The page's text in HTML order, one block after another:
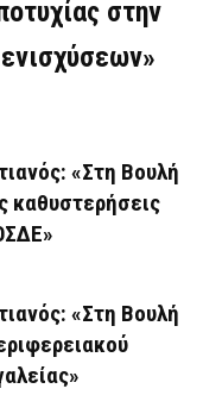
στην
«Στη Βουλή
καθυστερήσεις
«Στη Βουλή